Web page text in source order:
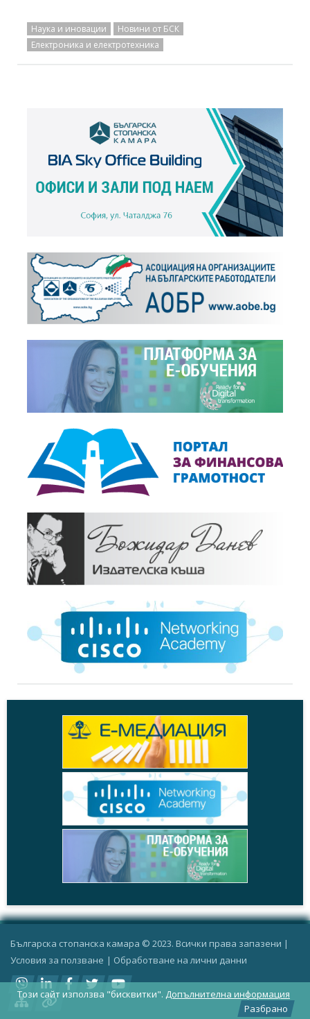
Видео, 16.02.2016
Иван Костов: Има ли място българският бизнес в...
28.01.2016
Електрическата мобилност в България - кратък...
+
Новини, 22.01.2016
Eлектрическите автобуси в Белград идват от...
+
Наука и иновации
Новини от БСК
Електроника и електротехника
Българска стопанска камара © 2023. Всички права запазени |
Условия за ползване | Oбработване на лични данни
Този сайт използва "бисквитки". Допълнителна информация
Разбрано